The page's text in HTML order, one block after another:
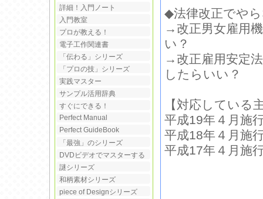
詳細！入門ノート
入門教室
プロが教える！
電子工作関連書
「伝わる」シリーズ
「プロの技」シリーズ
実践マスター
サンプル活用辞典
すぐにできる！
Perfect Manual
Perfect GuideBook
「最強」のシリーズ
DVDビデオでマスターする
謎シリーズ
和柄素材シリーズ
piece of Designシリーズ
◆法律改正でや
→改正男女雇用
い？
→改正雇用安定
したらいい？
【対応している
平成19年４月施
平成18年４月施
平成17年４月施